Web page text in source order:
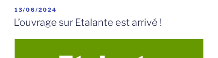
PUBLIÉ
LE
13/06/2024
L’ouvrage sur Etalante est arrivé !